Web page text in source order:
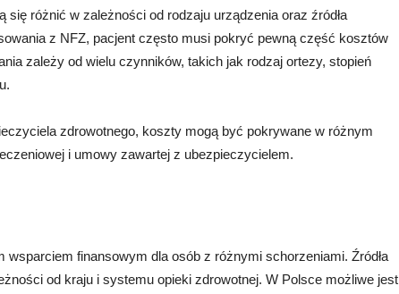
się różnić w zależności od rodzaju urządzenia oraz źródła
z NFZ, pacjent często musi pokryć pewną część kosztów
zależy od wielu czynników, takich jak rodzaj ortezy, stopień
zdrowotnego, koszty mogą być pokrywane w różnym
i umowy zawartej z ubezpieczycielem.
wsparciem finansowym dla osób z różnymi schorzeniami. Źródła
od kraju i systemu opieki zdrowotnej. W Polsce możliwe jest